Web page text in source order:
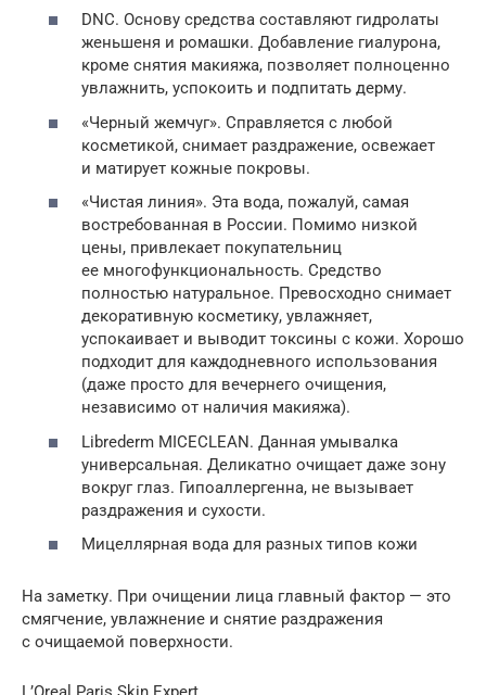
DNC. Основу средства составляют гидролаты
женьшеня и ромашки. Добавление гиалурона,
кроме снятия макияжа, позволяет полноценно
увлажнить, успокоить и подпитать дерму.
«Черный жемчуг». Справляется с любой
косметикой, снимает раздражение, освежает
и матирует кожные покровы.
«Чистая линия». Эта вода, пожалуй, самая
востребованная в России. Помимо низкой
цены, привлекает покупательниц
ее многофункциональность. Средство
полностью натуральное. Превосходно снимает
декоративную косметику, увлажняет,
успокаивает и выводит токсины с кожи. Хорошо
подходит для каждодневного использования
(даже просто для вечернего очищения,
независимо от наличия макияжа).
Librederm MICECLEAN. Данная умывалка
универсальная. Деликатно очищает даже зону
вокруг глаз. Гипоаллергенна, не вызывает
раздражения и сухости.
Мицеллярная вода для разных типов кожи
На заметку. При очищении лица главный фактор — это
смягчение, увлажнение и снятие раздражения
с очищаемой поверхности.